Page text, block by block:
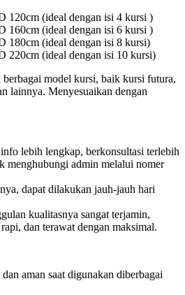
120cm (ideal dengan isi 4 kursi )
160cm (ideal dengan isi 6 kursi )
180cm (ideal dengan isi 8 kursi)
220cm (ideal dengan isi 10 kursi)
model kursi, baik kursi futura,
lainnya. Menyesuaikan dengan
lebih lengkap, berkonsultasi terlebih
menghubungi admin melalui nomer
dapat dilakukan jauh-jauh hari
kualitasnya sangat terjamin,
dan terawat dengan maksimal.
aman saat digunakan diberbagai